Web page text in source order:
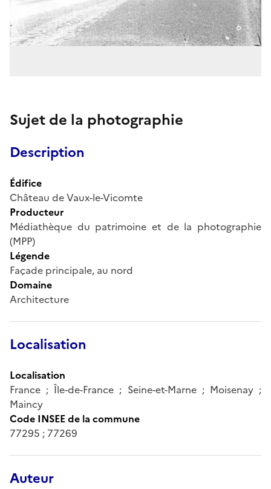
Sujet de la photographie
Description
Édifice
Château de Vaux-le-Vicomte
Producteur
Médiathèque du patrimoine et de la photographie
(MPP)
Légende
Façade principale, au nord
Domaine
Architecture
Localisation
Localisation
France ; Île-de-France ; Seine-et-Marne ; Moisenay ;
Maincy
Code INSEE de la commune
77295 ; 77269
Auteur